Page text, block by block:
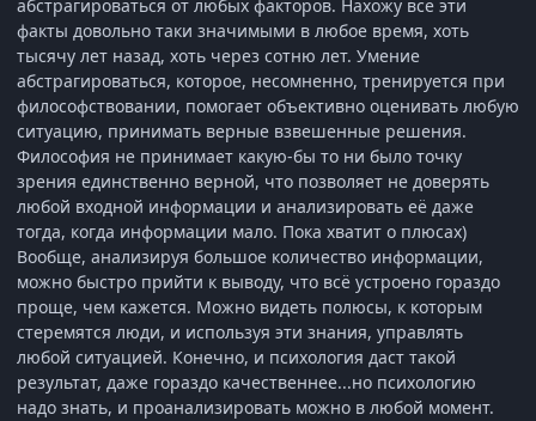
абстрагироваться от любых факторов. Нахожу все эти
факты довольно таки значимыми в любое время, хоть
тысячу лет назад, хоть через сотню лет. Умение
абстрагироваться, которое, несомненно, тренируется при
философствовании, помогает объективно оценивать любую
ситуацию, принимать верные взвешенные решения.
Философия не принимает какую-бы то ни было точку
зрения единственно верной, что позволяет не доверять
любой входной информации и анализировать её даже
тогда, когда информации мало. Пока хватит о плюсах)
Вообще, анализируя большое количество информации,
можно быстро прийти к выводу, что всё устроено гораздо
проще, чем кажется. Можно видеть полюсы, к которым
стеремятся люди, и используя эти знания, управлять
любой ситуацией. Конечно, и психология даст такой
результат, даже гораздо качественнее...но психологию
надо знать, и проанализировать можно в любой момент.